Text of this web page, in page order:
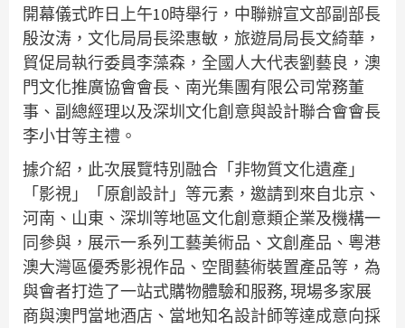
開幕儀式昨日上午10時舉行，中聯辦宣文部副部長
殷汝涛，文化局局長梁惠敏，旅遊局局長文綺華，
貿促局執行委員李藻森，全國人大代表劉藝良，澳
門文化推廣協會會長、南光集團有限公司常務董
事、副總經理以及深圳文化創意與設計聯合會會長
李小甘等主禮。
據介紹，此次展覽特別融合「非物質文化遺產」
「影視」「原創設計」等元素，邀請到來自北京、
河南、山東、深圳等地區文化創意類企業及機構一
同參與，展示一系列工藝美術品、文創產品、粵港
澳大灣區優秀影視作品、空間藝術裝置產品等，為
與會者打造了一站式購物體驗和服務, 現場多家展
商與澳門當地酒店、當地知名設計師等達成意向採